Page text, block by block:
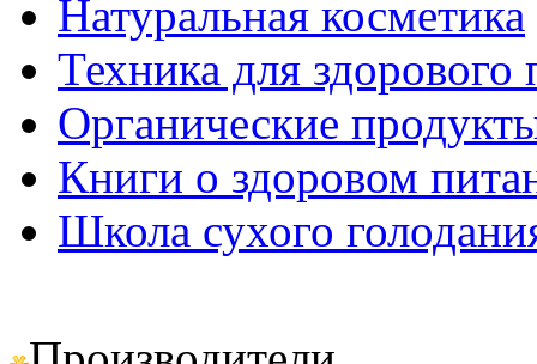
Натуральная косметика
Техника для здорового
Органические
Книги о здоровом
Школа сухого